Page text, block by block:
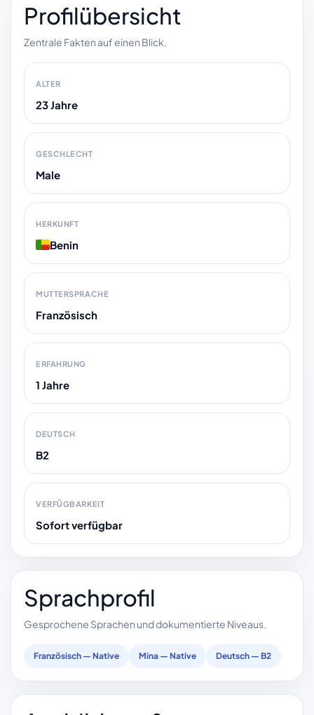
Profilübersicht
Zentrale Fakten auf einen Blick.
ALTER
23 Jahre
GESCHLECHT
Male
HERKUNFT
Benin
MUTTERSPRACHE
Französisch
ERFAHRUNG
1 Jahre
DEUTSCH
B2
VERFÜGBARKEIT
Sofort verfügbar
Sprachprofil
Gesprochene Sprachen und dokumentierte Niveaus.
Französisch — Native Mina — Native Deutsch — B2